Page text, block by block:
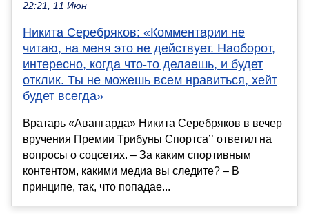
22:21, 11 Июн
Никита Серебряков: «Комментарии не
читаю, на меня это не действует. Наоборот,
интересно, когда что-то делаешь, и будет
отклик. Ты не можешь всем нравиться, хейт
будет всегда»
Вратарь «Авангарда» Никита Серебряков в вечер
вручения Премии Трибуны Спортса’’ ответил на
вопросы о соцсетях. – За каким спортивным
контентом, какими медиа вы следите? – В
принципе, так, что попадае...